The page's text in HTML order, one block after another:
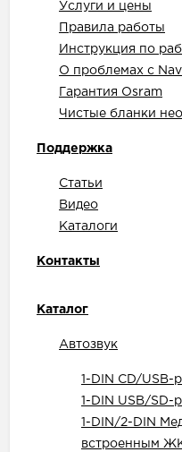
Услуги и цены
Правила работы
Инструкция по
О проблемах с
Гарантия Osram
Чистые бланки
Поддержка
Статьи
Видео
Каталоги
Контакты
Каталог
Автозвук
1-DIN CD/USB-
1-DIN USB/SD-
1-DIN/2-DIN
встроенным